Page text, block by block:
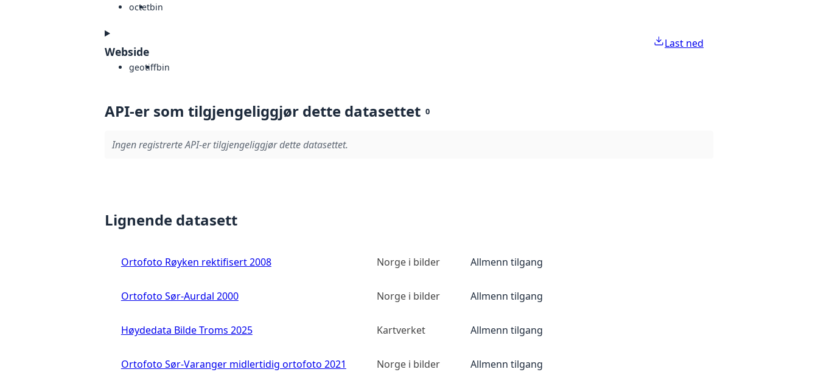
octetbin
Webside
geotiffbin
Last ned
API-er som tilgjengeliggjør dette datasettet 0
Ingen registrerte API-er tilgjengeliggjør dette datasettet.
Lignende datasett
Ortofoto Røyken rektifisert 2008 Norge i bilder Allmenn tilgang
Ortofoto Sør-Aurdal 2000 Norge i bilder Allmenn tilgang
Høydedata Bilde Troms 2025 Kartverket Allmenn tilgang
Ortofoto Sør-Varanger midlertidig ortofoto 2021 Norge i bilder Allmenn tilgang